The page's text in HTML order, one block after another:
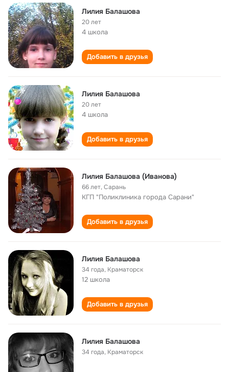
Лилия Балашова
20 лет
4 школа
Добавить в друзья
Лилия Балашова
20 лет
4 школа
Добавить в друзья
Лилия Балашова (Иванова)
66 лет,Сарань
КГП "Поликлиника города Сарани"
Добавить в друзья
Лилия Балашова
34 года, Краматорск
12 школа
Добавить в друзья
Лилия Балашова
34 года, Краматорск